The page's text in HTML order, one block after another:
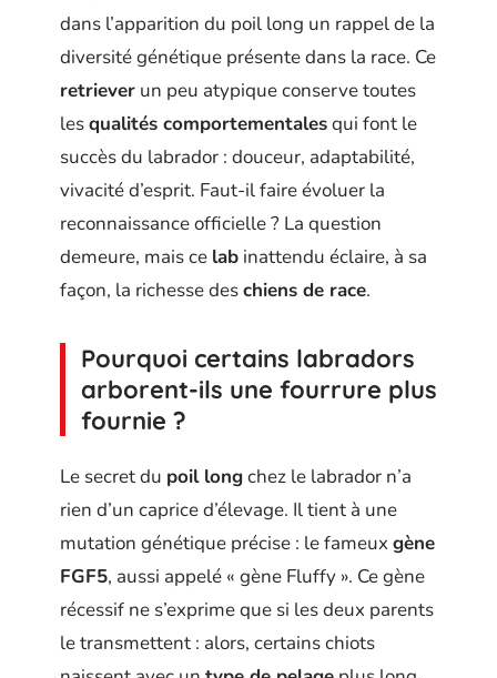
dans l’apparition du poil long un rappel de la
diversité génétique présente dans la race. Ce
retriever un peu atypique conserve toutes
lesqualités comportementalesqui font le
succès du labrador : douceur, adaptabilité,
vivacité d’esprit. Faut-il faire évoluer la
reconnaissance officielle ? La question
demeure, mais ce lab inattendu éclaire, à sa
façon, la richesse deschiens de race.
Pourquoi certains labradors
arborent-ils une fourrure plus
fournie ?
Le secret du poil longchez le labrador n’a
rien d’un caprice d’élevage. Il tient à une
mutation génétique précise : le fameux gène
FGF5, aussi appelé « gène Fluffy ». Ce gène
récessif ne s’exprime que si les deux parents
le transmettent : alors, certains chiots